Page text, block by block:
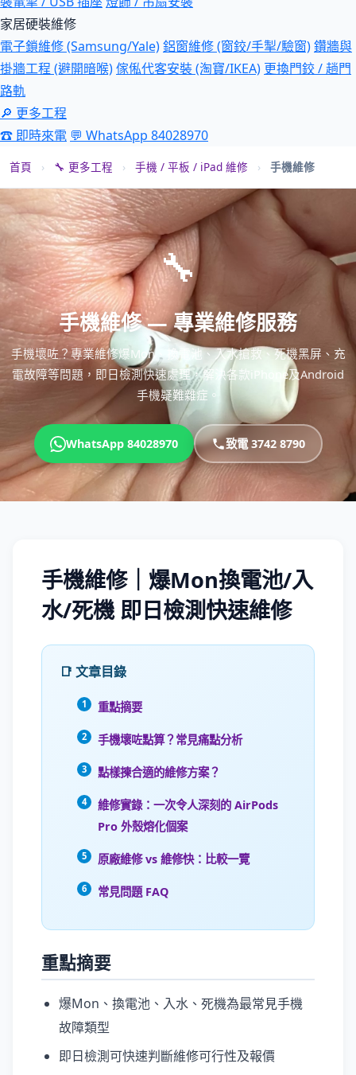
家居硬裝維修
電子鎖維修 (Samsung/Yale)鋁窗維修 (窗鉸/手掣/驗窗)鑽牆與
掛牆工程 (避開暗喉)傢俬代客安裝 (淘寶/IKEA) 更換門鉸 / 趟門
路軌
🔎 更多工程
☎ 即時來電 💬 WhatsApp 84028970
首頁 › 🔧 更多工程 › 手機 / 平板 / iPad 維修 › 手機維修
🔧
手機維修 — 專業維修服務
手機壞咗？專業維修爆Mon、換電池、入水搶救、死機黑屏、充
電故障等問題，即日檢測快速處理，解決各款iPhone及Android
手機疑難雜症。
WhatsApp 84028970 致電 3742 8790
手機維修｜爆Mon換電池/入
水/死機 即日檢測快速維修
📑 文章目錄
重點摘要
手機壞咗點算？常見痛點分析
點樣揀合適的維修方案？
維修實錄：一次令人深刻的 AirPods
Pro 外殼熔化個案
原廠維修 vs 維修快：比較一覽
常見問題 FAQ
重點摘要
爆Mon、換電池、入水、死機為最常見手機
故障類型
即日檢測可快速判斷維修可行性及報價